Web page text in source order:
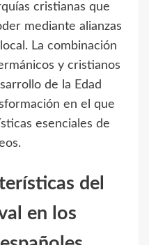
cristianas que
mediante alianzas
La combinación
y cristianos
de la Edad
en el que
esenciales de
del
en los